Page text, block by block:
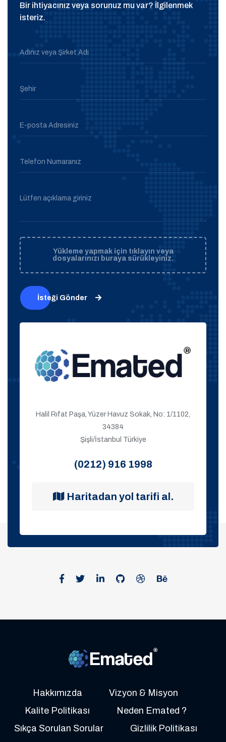
Bir ihtiyacınız veya sorunuz mu var? İlgilenmek
isteriz.
Adınız veya Şirket Adı
Şehir
E-posta Adresiniz
Telefon Numaranız
Lütfen açıklama giriniz
Yükleme yapmak için tıklayın veya
dosyalarınızı buraya sürükleyiniz.
İsteği Gönder
Halil Rıfat Paşa, Yüzer Havuz Sokak, No: 1/1102,
34384
Şişli/İstanbul Türkiye
(0212) 916 1998
Haritadan yol tarifi al.
Hakkımızda
Vizyon & Misyon
Kalite Politikası
Neden Emated ?
Sıkça Sorulan Sorular
Gizlilik Politikası